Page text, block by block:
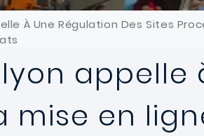
À Une Régulation Des Sites
appelle
mise en